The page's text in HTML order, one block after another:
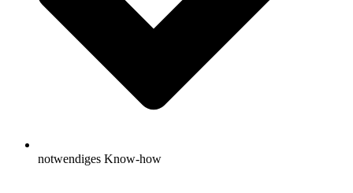
notwendiges Know-how